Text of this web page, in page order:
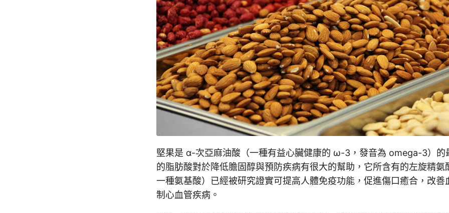
堅果是 α-次亞麻油酸（一種有益心臟健康的 ω-3，發音為 omega-3）
的脂肪酸對於降低膽固醇與預防疾病有很大的幫助，它所含有的左旋精
一種氨基酸）已經被研究證實可提高人體免疫功能，促進傷口癒合，改善
制心血管疾病。